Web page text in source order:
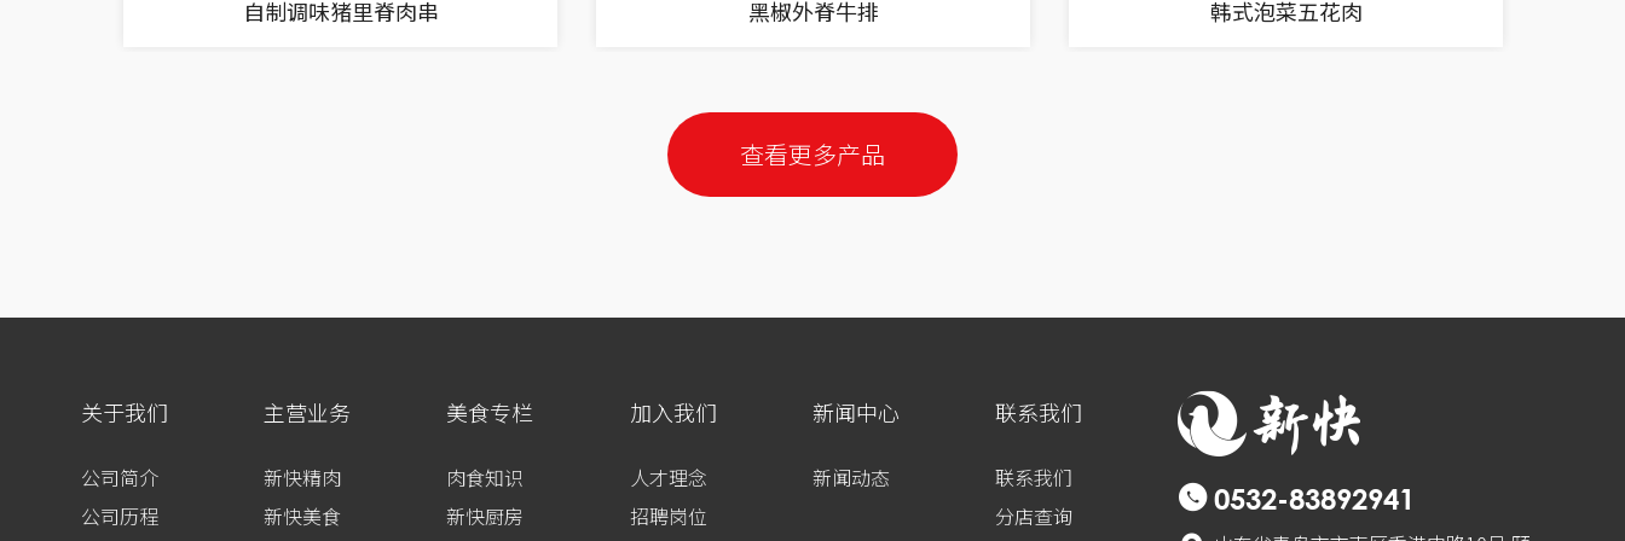
自制调味猪里脊肉串 黑椒外脊牛排 韩式泡菜五花肉
查看更多产品
关于我们
公司简介
公司历程
主营业务
新快精肉
新快美食
美食专栏
肉食知识
新快厨房
加入我们
人才理念
招聘岗位
新闻中心
新闻动态
联系我们
联系我们
分店查询
0532-83892941